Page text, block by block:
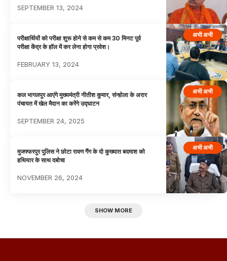
SEPTEMBER 13, 2024
अभी अभी
परीक्षार्थियों को परीक्षा शुरू होने से कम से कम 30 मिनट पूर्व
परीक्षा केंद्र के हॉल में कर लेना होगा प्रवेश।
FEBRUARY 13, 2024
अभी अभी
कल भागलपुर आएंगे मुख्यमंत्री नीतीश कुमार, संन्होला के अरार
पंचायत में खेल मैदान का करेंगे उद्घाटन
SEPTEMBER 24, 2025
अभी अभी
मुजफ्फरपुर पुलिस ने छोटा रावण गैंग के दो कुख्यात बदमाश को
हथियार के साथ दबोचा
NOVEMBER 26, 2024
SHOW MORE